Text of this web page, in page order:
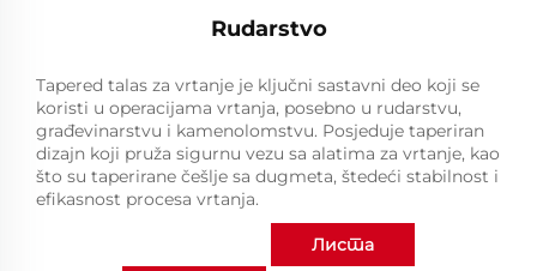
Rudarstvo
Tapered talas za vrtanje je ključni sastavni deo koji se
koristi u operacijama vrtanja, posebno u rudarstvu,
građevinarstvu i kamenolomstvu. Posjeduje taperiran
dizajn koji pruža sigurnu vezu sa alatima za vrtanje, kao
što su taperirane češlje sa dugmeta, štedeći stabilnost i
efikasnost procesa vrtanja.
Листа